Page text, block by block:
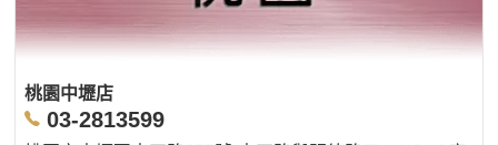
桃園中壢店
03-2813599